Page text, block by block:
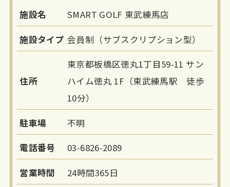
施設名 SMART GOLF 東武練馬店
施設タイプ 会員制（サブスクリプション型）
住所
東京都板橋区徳丸1丁目59-11 サン
ハイム徳丸 1F（東武練馬駅 徒歩
10分）
駐車場 不明
電話番号 03-6826-2089
営業時間 24時間365日